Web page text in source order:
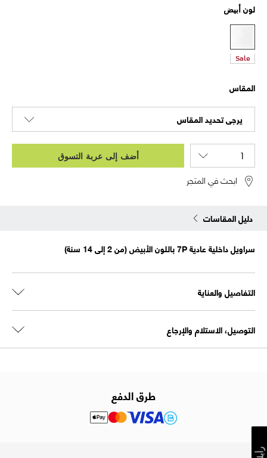
لون أبيض
Sale
المقاس
يرجى تحديد المقاس
أضف إلى عربة التسوق
ابحث في المتجر
دليل المقاسات
سراويل داخلية عادية 7P باللون الأبيض (من 2 إلى 14 سنة)
التفاصيل والعناية
التوصيل، الاستلام والإرجاع
طرق الدفع
رأيك